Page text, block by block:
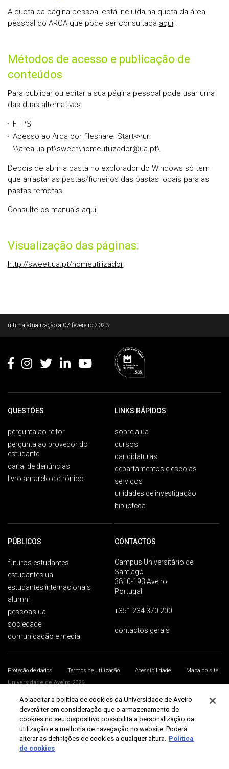
A quota da página pessoal está incluída na quota da área
pessoal do ARCA que pode ser consultada aqui .
Métodos de acesso e publicação de
conteúdos
Para publicar ou editar a sua página pessoal pode usar uma
das duas alternativas:
FTPS
Acesso ao Arca por fileshare: Start->run
\\arca.ua.pt\sweet\nomeutilizador@ua.pt\
Depois de abrir a pasta no explorador do Windows só tem
que arrastar as pastas/ficheiros das pastas locais para as
pastas remotas.
Consulte os manuais aqui.
Visualização das páginas:
http://sweet.ua.pt/nomeutilizador
última atualização a 07 fevereiro 2023
QUESTÕES
pergunta ao reitor
pergunta ao provedor do
estudante
canal de denúncias
livro amarelo eletrónico
LINKS RÁPIDOS
sobre a ua
cursos
candidaturas
departamentos e escolas
serviços
unidades de investigação
biblioteca
PÚBLICOS
futuros estudantes
estudantes ua
estudantes internacionais
alumni
pessoas ua
sociedade
comunicação e media
CONTACTOS
Campus Universitário de
Santiago
3810-193 Aveiro
Portugal
+351 234 370 200
contactos gerais
Proteção de dados Termos de utilização Acessibilidade
Mapa do site
Universidade de Aveiro 2026
Ao aceitar a política de cookies da Universidade de Aveiro
deverá ter em consideração que o armazenamento de
cookies no seu dispositivo possibilita a personalização da
utilização e a melhoria de navegação no website. Poderá
alterar as definições de cookies a qualquer altura. Política
de cookies